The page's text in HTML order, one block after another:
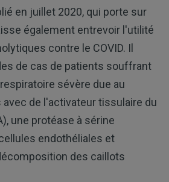
en juillet 2020, qui porte sur
également entrevoir l'utilité
contre le COVID. Il
de cas de patients souffrant
sévère due au
avec de l'activateur tissulaire du
une protéase à sérine
endothéliales et
des caillots